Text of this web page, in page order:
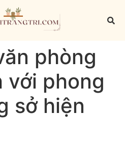
phòng
với phong
sở hiện